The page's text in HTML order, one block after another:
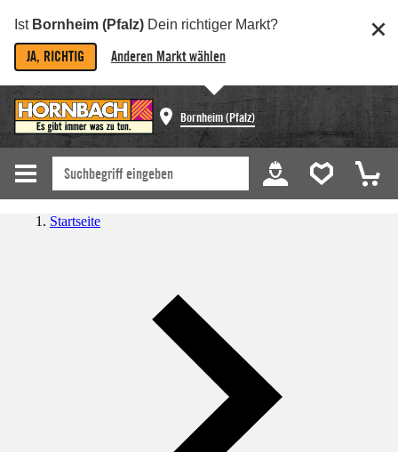
Ist Bornheim (Pfalz) Dein richtiger Markt?
JA, RICHTIG Anderen Markt wählen
Bornheim (Pfalz)
Startseite